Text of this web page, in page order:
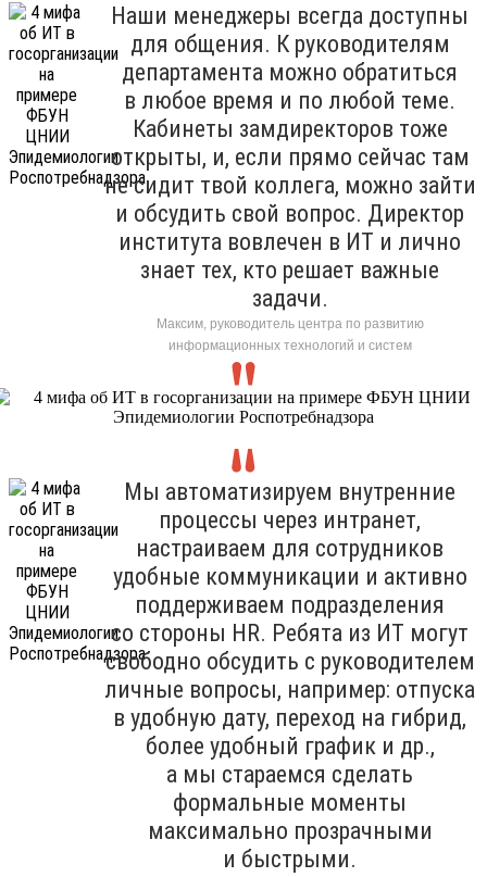
Наши менеджеры всегда доступны
для общения. К руководителям
департамента можно обратиться
в любое время и по любой теме.
Кабинеты замдиректоров тоже
открыты, и, если прямо сейчас там
не сидит твой коллега, можно зайти
и обсудить свой вопрос. Директор
института вовлечен в ИТ и лично
знает тех, кто решает важные
задачи.
Максим, руководитель центра по развитию
информационных технологий и систем
Мы автоматизируем внутренние
процессы через интранет,
настраиваем для сотрудников
удобные коммуникации и активно
поддерживаем подразделения
со стороны HR. Ребята из ИТ могут
свободно обсудить с руководителем
личные вопросы, например: отпуска
в удобную дату, переход на гибрид,
более удобный график и др.,
а мы стараемся сделать
формальные моменты
максимально прозрачными
и быстрыми.